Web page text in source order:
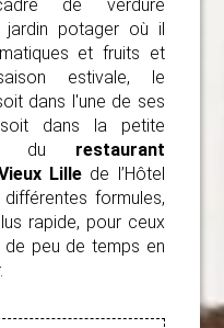
de verdure
jardin potager où il
et fruits et
estivale, le
dans l'une de ses
dans la petite
du restaurant
Lille de l’Hôtel
formules,
rapide, pour ceux
peu de temps en